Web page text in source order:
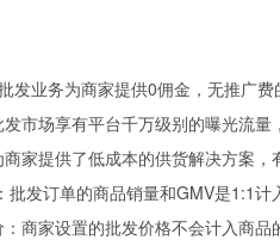
发业务为商家提供0佣金，无推广费
市场享有平台千万级别的曝光流量
家提供了低成本的供货解决方案，
发订单的商品销量和GMV是1:1计
商家设置的批发价格不会计入商品